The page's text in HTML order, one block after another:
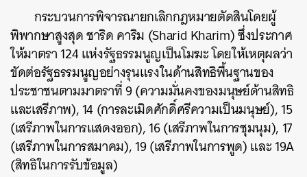
กระบวนการพิจารณายกเลิกกฎหมายตัดสินโดยผู้
พิพากษาสูงสุด ชาริด คาริม (Sharid Kharim) ซึ่งประกาศ
ให้มาตรา 124 แห่งรัฐธรรมนูญเป็นโมฆะ โดยให้เหตุผลว่า
ขัดต่อรัฐธรรมนูญอย่างรุนแรงในด้านสิทธิพื้นฐานของ
ประชาชนตามมาตราที่ 9 (ความมั่นคงของมนุษย์ด้านสิทธิ
และเสรีภาพ), 14 (การละเมิดศักดิ์ศรีความเป็นมนุษย์), 15
(เสรีภาพในการแสดงออก), 16 (เสรีภาพในการชุมนุม), 17
(เสรีภาพในการสมาคม), 19 (เสรีภาพในการพูด) และ 19A
(สิทธิในการรับข้อมูล)